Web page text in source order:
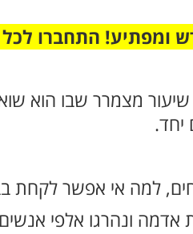
ומפתיע! התחברו
שיעור מצמרר שבו הוא
יחד.
למה אי אפשר לקחת
ונהרגו אלפי